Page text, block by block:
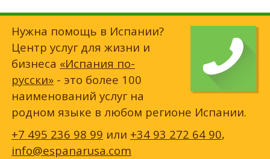
Нужна помощь в Испании?
Центр услуг для жизни и
бизнеса «Испания по-
русски» - это более 100
наименований услуг на
родном языке в любом регионе Испании.
+7 495 236 98 99 или +34 93 272 64 90,
info@espanarusa.com